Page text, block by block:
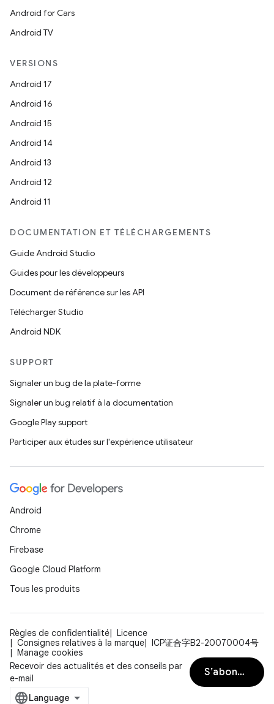
Android for Cars
Android TV
VERSIONS
Android 17
Android 16
Android 15
Android 14
Android 13
Android 12
Android 11
DOCUMENTATION ET TÉLÉCHARGEMENTS
Guide Android Studio
Guides pour les développeurs
Document de référence sur les API
Télécharger Studio
Android NDK
SUPPORT
Signaler un bug de la plate-forme
Signaler un bug relatif à la documentation
Google Play support
Participer aux études sur l'expérience utilisateur
Android
Chrome
Firebase
Google Cloud Platform
Tous les produits
Règles de confidentialité
Licence
Consignes relatives à la marque
ICP证合字B2-20070004号
Manage cookies
Recevoir des actualités et des conseils par
e-mail
S’abonner